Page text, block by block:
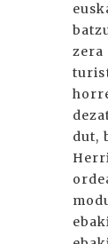
zera
dut,